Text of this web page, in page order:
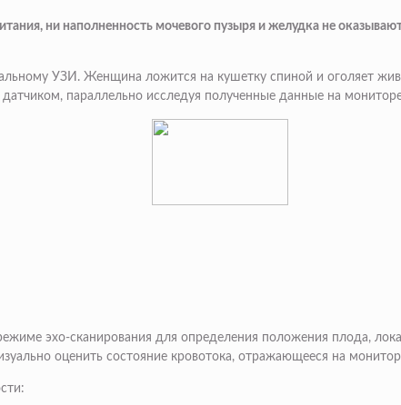
ни наполненность мочевого пузыря и желудка не
УЗИ. Женщина ложится на кушетку спиной и оголяет
параллельно исследуя полученные данные на
эхо-сканирования для определения положения плода,
оценить состояние кровотока, отражающееся на